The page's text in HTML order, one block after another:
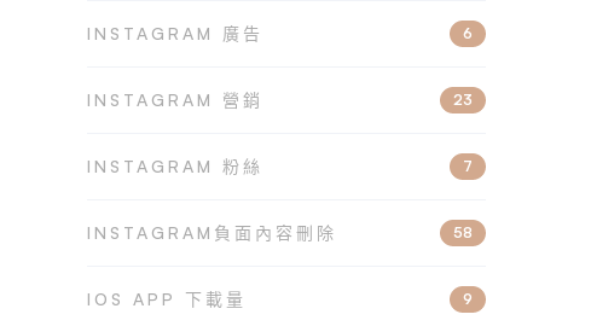
INSTAGRAM 廣告 6
INSTAGRAM 營銷 23
INSTAGRAM 粉絲 7
INSTAGRAM負面內容刪除 58
IOS APP 下載量 9